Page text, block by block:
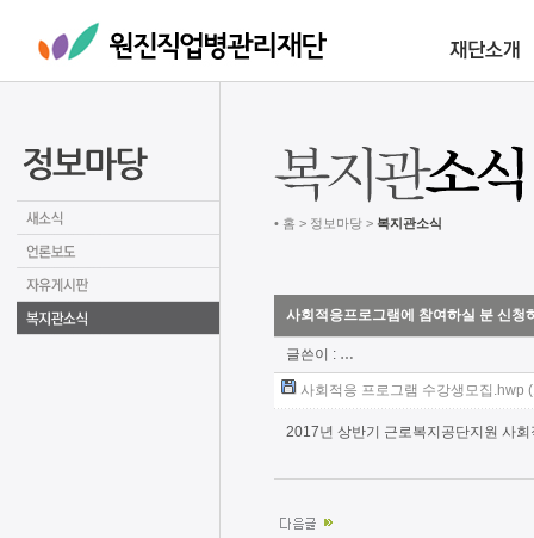
• 홈 > 정보마당 > 복지관소식
사회적응프로그램에 참여하실 분 신청
글쓴이 : …
사회적응 프로그램 수강생모집.hwp
2017년 상반기 근로복지공단지원 사